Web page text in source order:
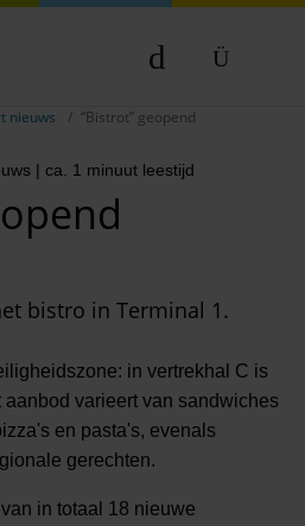
nieuws “Bistrot” geopend
| ca. 1 minuut leestijd
in vertrekhal C is
aanbod varieert van sandwiches
en pasta's, evenals
gerechten.
van in totaal 18 nieuwe